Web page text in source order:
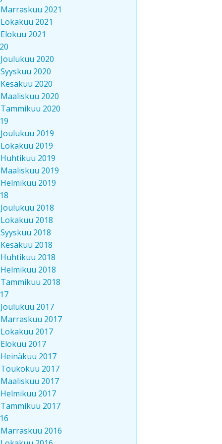
Marraskuu 2021
Lokakuu 2021
Elokuu 2021
Joulukuu 2020
Syyskuu 2020
Kesäkuu 2020
Maaliskuu 2020
Tammikuu 2020
Joulukuu 2019
Lokakuu 2019
Huhtikuu 2019
Maaliskuu 2019
Helmikuu 2019
Joulukuu 2018
Lokakuu 2018
Syyskuu 2018
Kesäkuu 2018
Huhtikuu 2018
Helmikuu 2018
Tammikuu 2018
Joulukuu 2017
Marraskuu 2017
Lokakuu 2017
Elokuu 2017
Heinäkuu 2017
Toukokuu 2017
Maaliskuu 2017
Helmikuu 2017
Tammikuu 2017
Marraskuu 2016